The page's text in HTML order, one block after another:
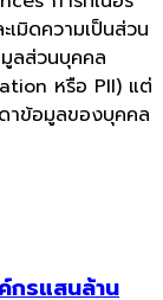
มิดความเป็นส่วน
ลส่วนบุคคล
หรือ PII) แต่
าข้อมูลของบุคคล
รแสนล้าน